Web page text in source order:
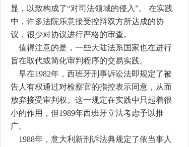
显，以致构成了“对司法领域的侵入”。 在实践
中，许多法院乐意接受控辩双方所达成的协
议，很少对协议进行严格的审查。
值得注意的是，一些大陆法系国家也在进行
旨在取代或简化审判程序的交易实践。
早在1982年，西班牙刑事诉讼法即规定了被
告人有权通过对检察官的指控表示同意，从而
放弃接受审判权。这一规定在实践中只起着很
小的作用，但1989年西班牙立法考虑予以推
广。
1988年，意大利新刑诉法典规定了依当事人